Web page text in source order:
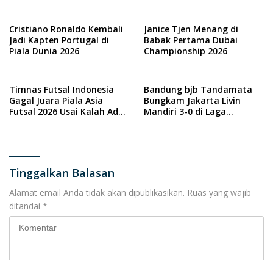
Cristiano Ronaldo Kembali
Jadi Kapten Portugal di
Piala Dunia 2026
Janice Tjen Menang di
Babak Pertama Dubai
Championship 2026
Timnas Futsal Indonesia
Gagal Juara Piala Asia
Futsal 2026 Usai Kalah Adu
Bandung bjb Tandamata
Bungkam Jakarta Livin
Mandiri 3-0 di Laga
Tinggalkan Balasan
Alamat email Anda tidak akan dipublikasikan. Ruas yang wajib
ditandai *